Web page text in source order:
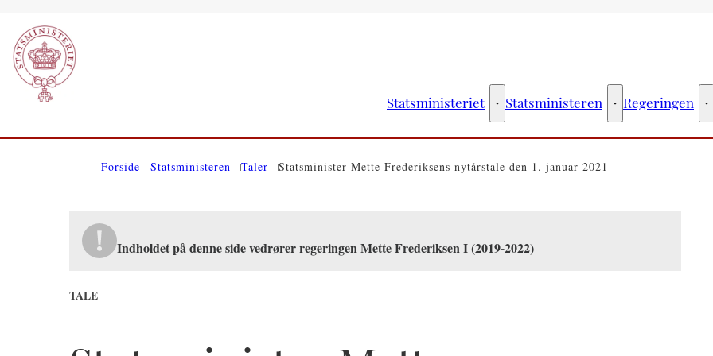
Statsministeriet Statsministeriet - Flere links
Statsministeren Statsministeren -
Regeringen
Forside Statsministeren Taler Statsminister Mette Frederiksens nytårstale den 1. januar 2021
Indholdet på denne side vedrører regeringen Mette Frederiksen I (2019-2022)
TALE